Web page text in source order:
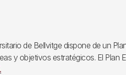
de Bellvitge dispone de un
y objetivos estratégicos. El